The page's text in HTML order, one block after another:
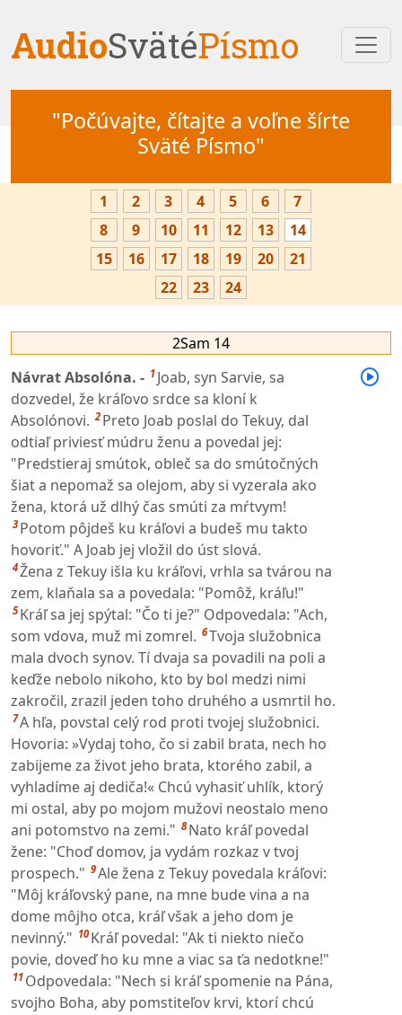
AudioSvätéPísmo
"Počúvajte, čítajte a voľne šírte
Sväté Písmo"
1 2 3 4 5 6
7
8
9 10 11 12 13
14
15
16 17 18 19 20
21
22
23 24
2Sam 14
Návrat Absolóna. - 1 Joab, syn Sarvie, sa
dozvedel, že kráľovo srdce sa kloní k
Absolónovi. 2 Preto Joab poslal do Tekuy, dal
odtiaľ priviesť múdru ženu a povedal jej:
"Predstieraj smútok, obleč sa do smútočných
šiat a nepomaž sa olejom, aby si vyzerala ako
žena, ktorá už dlhý čas smúti za mŕtvym!
3 Potom pôjdeš ku kráľovi a budeš mu takto
hovoriť." A Joab jej vložil do úst slová.
4Žena z Tekuy išla ku kráľovi, vrhla sa tvárou na
zem, klaňala sa a povedala: "Pomôž, kráľu!"
5 Kráľ sa jej spýtal: "Čo ti je?" Odpovedala: "Ach,
som vdova, muž mi zomrel. 6Tvoja služobnica
mala dvoch synov. Tí dvaja sa povadili na poli a
keďže nebolo nikoho, kto by bol medzi nimi
zakročil, zrazil jeden toho druhého a usmrtil ho.
7A hľa, povstal celý rod proti tvojej služobnici.
Hovoria: »Vydaj toho, čo si zabil brata, nech ho
zabijeme za život jeho brata, ktorého zabil, a
vyhladíme aj dediča!« Chcú vyhasiť uhlík, ktorý
mi ostal, aby po mojom mužovi neostalo meno
ani potomstvo na zemi." 8 Nato kráľ povedal
žene: "Choď domov, ja vydám rozkaz v tvoj
prospech." 9Ale žena z Tekuy povedala kráľovi:
"Môj kráľovský pane, na mne bude vina a na
dome môjho otca, kráľ však a jeho dom je
nevinný." 10 Kráľ povedal: "Ak ti niekto niečo
povie, doveď ho ku mne a viac sa ťa nedotkne!"
11 Odpovedala: "Nech si kráľ spomenie na Pána,
svojho Boha, aby pomstiteľov krvi, ktorí chcú